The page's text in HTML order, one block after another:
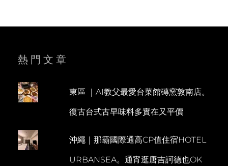
熱門文章
東區 ｜AI教父最愛台菜館磚窯敦南店。
復古台式古早味料多實在又平價
沖繩｜那霸國際通高CP值住宿HOTEL
URBANSEA。通宵逛唐吉訶德也OK